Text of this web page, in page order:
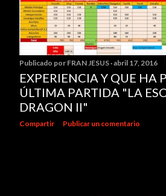
Publicado por FRAN JESUS abril 17, 2016
EXPERIENCIA Y QUE HA
ÚLTIMA PARTIDA "LA
DRAGON II"
Compartir Publicar un comentario